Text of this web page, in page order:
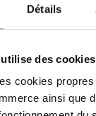
Détails
des
cookies
ainsi que
paie des
européen
à une
nos
une véritable